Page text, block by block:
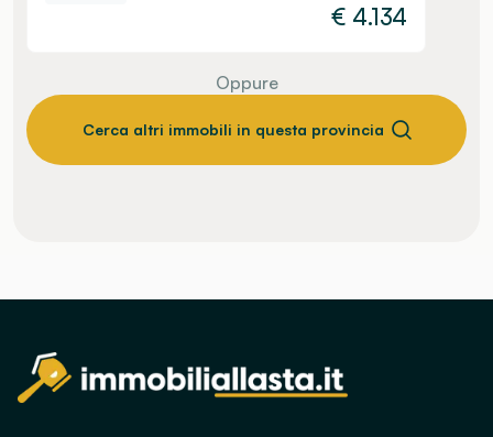
€ 4.134
Oppure
Cerca altri immobili in questa provincia